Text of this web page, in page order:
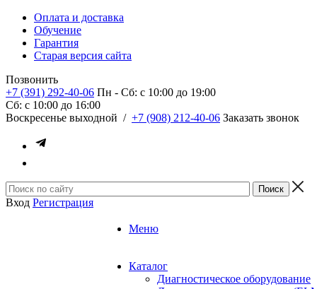
Оплата и доставка
Обучение
Гарантия
Старая версия сайта
Позвонить
+7 (391) 292-40-06 Пн - Сб: c 10:00 до 19:00
Сб: c 10:00 до 16:00
​Воскресенье выходной / +7 (908) 212-40-06 Заказать звонок
Вход Регистрация
Меню
Каталог
Диагностическое оборудование